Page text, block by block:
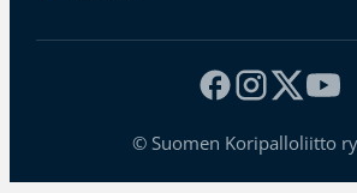
© Suomen Koripalloliitto